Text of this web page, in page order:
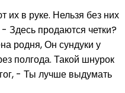
их в руке. Нельзя без них
Здесь продаются четки?
родня, Он сундуки у
полгода. Такой шнурок
- Ты лучше выдумать